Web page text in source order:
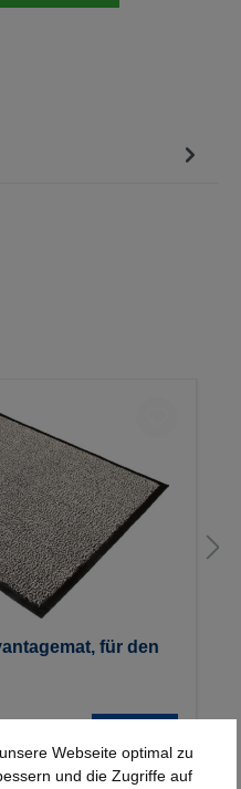
für den
Webseite optimal zu
und die Zugriffe auf